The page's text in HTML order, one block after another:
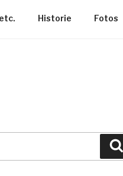
Historie Fotos